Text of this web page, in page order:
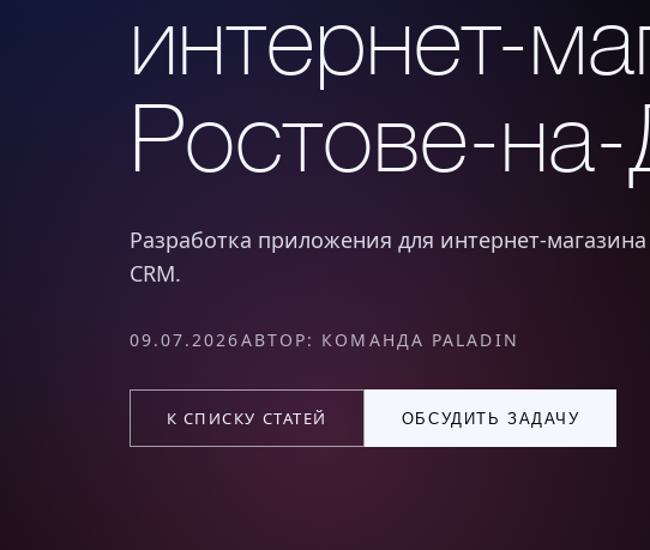
интернет-
Ростове-
Разработка приложения для интернет-
CRM.
09.07.2026АВТОР: КОМАНДА PALADIN
К СПИСКУ СТАТЕЙ ОБСУДИТЬ ЗАДАЧУ